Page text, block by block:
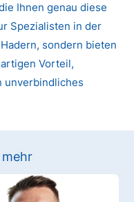
Ihnen genau diese
Spezialisten in der
sondern bieten
Vorteil,
unverbindliches
mehr